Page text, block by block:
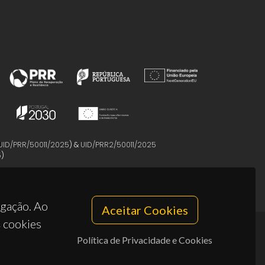
Ao
cookies
Aceitar Cookies
Política de Privacidade e Cookies
PRR/50011/2025) & UID/PRR2/50011/2025
)